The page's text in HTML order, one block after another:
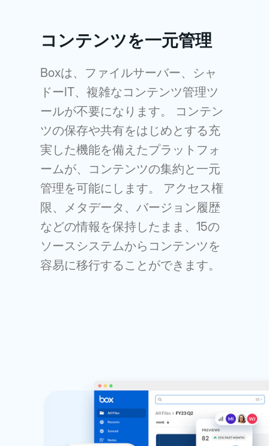
コンテンツを一元管理
Boxは、ファイルサーバー、シャ
ドーIT、複雑なコンテンツ管理ツ
ールが不要になります。 コンテン
ツの保存や共有をはじめとする充
実した機能を備えたプラットフォ
ームが、コンテンツの集約と一元
管理を可能にします。 アクセス権
限、メタデータ、バージョン履歴
などの情報を保持したまま、15の
ソースシステムからコンテンツを
容易に移行することができます。